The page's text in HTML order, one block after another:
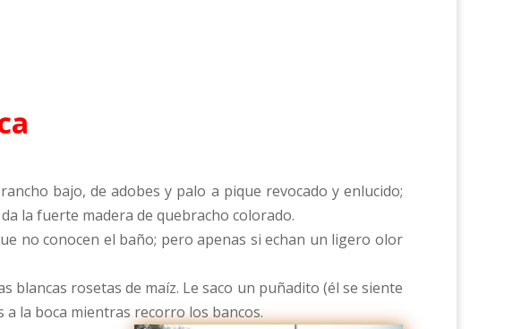
bajo, de adobes y palo a pique revocado y enlucido;
la fuerte madera de quebracho colorado.
no conocen el baño; pero apenas si echan un ligero olor
blancas rosetas de maíz. Le saco un puñadito (él se siente
la boca mientras recorro los bancos.